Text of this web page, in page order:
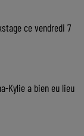
ce vendredi 7
Kylie a bien eu lieu